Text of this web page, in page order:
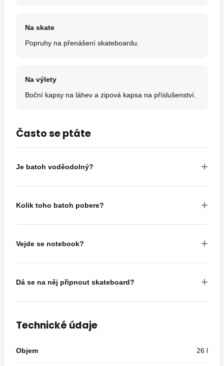
Na skate
Popruhy na přenášení skateboardu.
Na výlety
Boční kapsy na láhev a zipová kapsa na příslušenství.
Často se ptáte
Je batoh voděodolný? +
Kolik toho batoh pobere? +
Vejde se notebook? +
Dá se na něj připnout skateboard? +
Technické údaje
Objem 26 l